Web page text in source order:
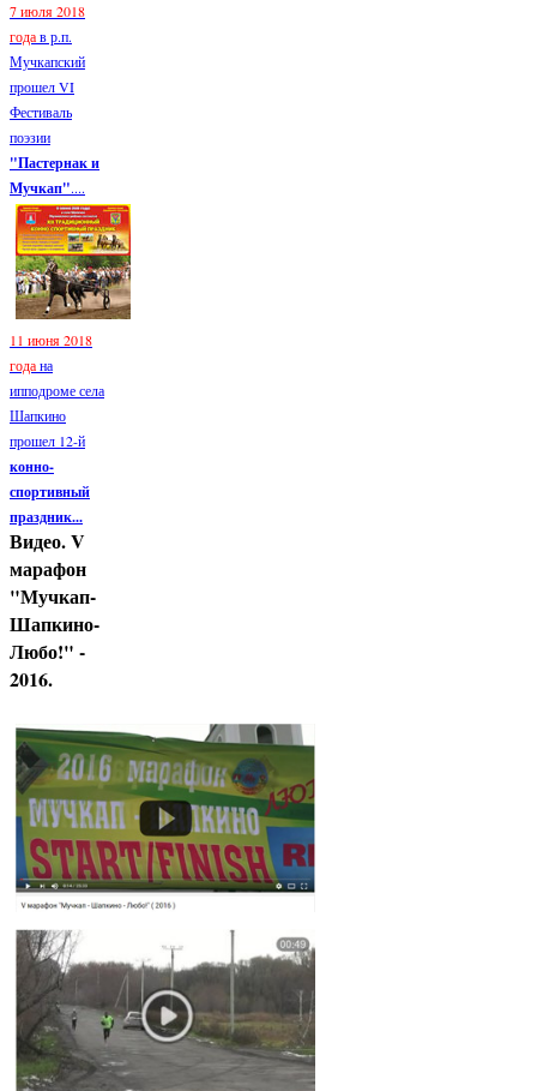
7 июля 2018
годав р.п.
Мучкапский
прошел VI
Фестиваль
поэзии
"Пастернак и
Мучкап"....
11 июня 2018
годана
ипподроме села
Шапкино
прошел 12-й
конно-
спортивный
праздник...
Видео. V
марафон
"Мучкап-
Шапкино-
Любо!" -
2016.